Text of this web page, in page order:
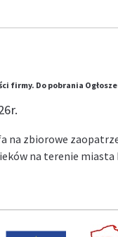
firmy. Do pobrania
na zbiorowe
na terenie miasta